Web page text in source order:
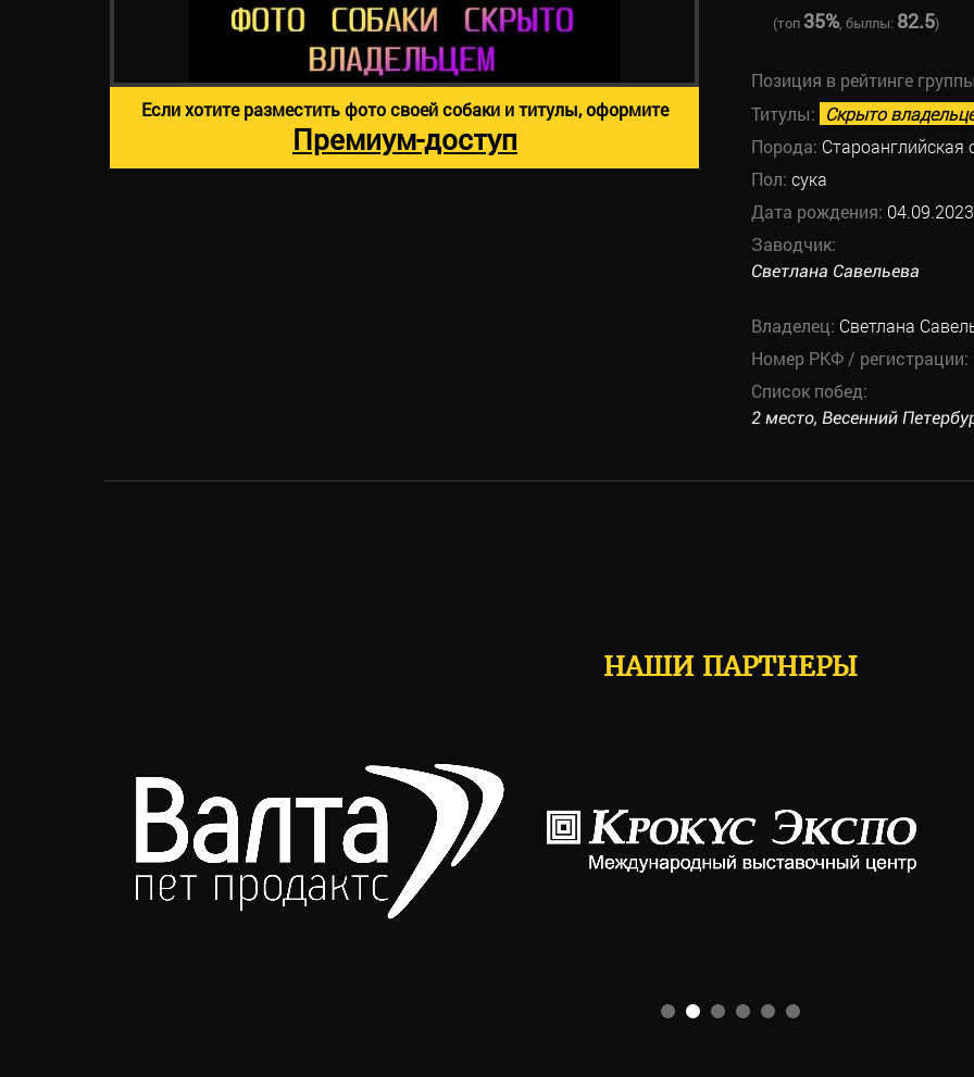
(топ 35%, быллы: 82.5)
Позиция в рейтинге
Титулы: Скрыто
Порода: Староанглийская
Пол: сука
Дата рождения: 04.09.2023
Заводчик:
Светлана Савельева
Владелец: Светлана
Номер РКФ / регистрации:
Список побед:
2 место, Весенний
Если хотите разместить фото своей собаки и титулы, оформите
Премиум-доступ
НАШИ ПАРТНЕРЫ